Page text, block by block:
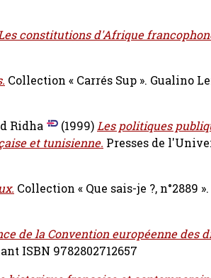
constitutions d'Afrique
Collection « Carrés Sup ». Gualino
Ridha (1999)Les politiques
et tunisienne. Presses de
Collection « Que sais-je ?, n°2889
de la Convention européenne des
ISBN 9782802712657